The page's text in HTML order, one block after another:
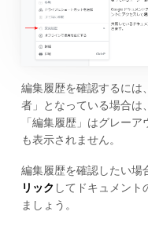
編集履歴を確認するには
者」となっている場合は
「編集履歴」はグレー
も表示されません。
編集履歴を確認したい場
リック してドキュメント
ましょう。